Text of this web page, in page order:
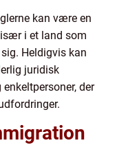
kan være en
i et land som
Heldigvis kan
juridisk
der